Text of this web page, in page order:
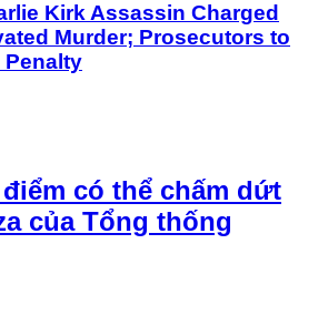
Kirk Assassin Charged
Murder; Prosecutors to
Penalty
có thể chấm dứt
của Tổng thống